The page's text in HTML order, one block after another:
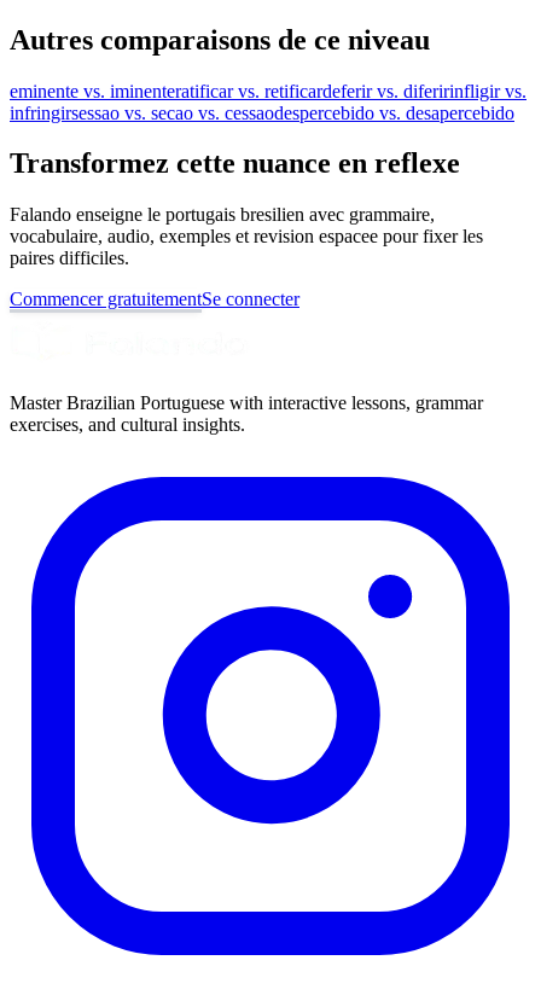
Autres comparaisons de ce niveau
eminente vs. iminenteratificar vs. retificardeferir vs. diferirinfligir vs.
infringirsessao vs. secao vs. cessaodespercebido vs. desapercebido
Transformez cette nuance en reflexe
Falando enseigne le portugais bresilien avec grammaire,
vocabulaire, audio, exemples et revision espacee pour fixer les
paires difficiles.
Commencer gratuitementSe connecter
Master Brazilian Portuguese with interactive lessons, grammar
exercises, and cultural insights.